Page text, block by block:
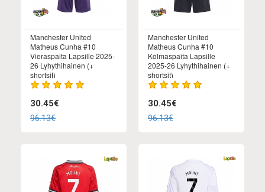
Manchester United
Matheus Cunha #10
Vieraspaita Lapsille 2025-
26 Lyhythihainen (+
shortsit)
30.45€
96.13€
Manchester United
Matheus Cunha #10
Kolmaspaita Lapsille
2025-26 Lyhythihainen (+
shortsit)
30.45€
96.13€